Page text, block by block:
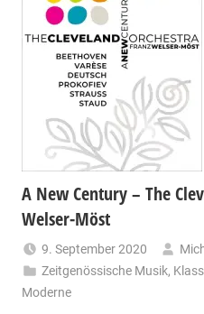
A New Century – The
Welser-Möst
9. September 2020
Zeitgenössische Musik,
Moderne